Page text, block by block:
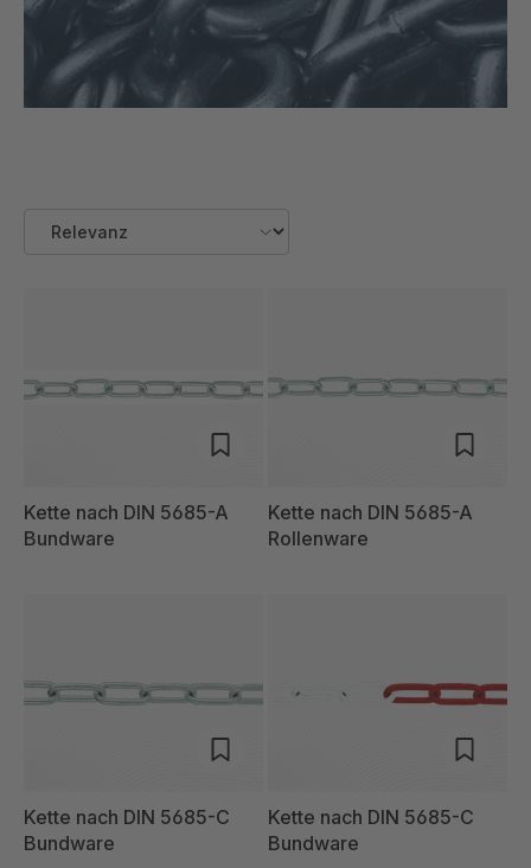
Kette nach DIN 5685-A
Bundware
Kette nach DIN 5685-A
Rollenware
Kette nach DIN 5685-C
Bundware
Kette nach DIN 5685-C
Bundware